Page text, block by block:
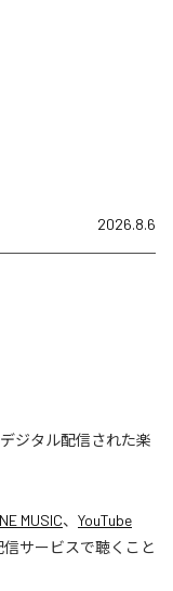
2026.8.6
デジタル配信された楽
MUSIC、 YouTube
サービスで聴くこと